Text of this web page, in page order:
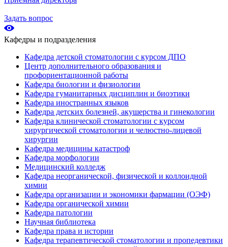
Задать вопрос
Кафедры и подразделения
Кафедра детской стоматологии с курсом ДПО
Центр дополнительного образования и
профориентационной работы
Кафедра биологии и физиологии
Кафедра гуманитарных дисциплин и биоэтики
Кафедра иностранных языков
Кафедра детских болезней, акушерства и гинекологии
Кафедра клинической стоматологии с курсом
хирургической стоматологии и челюстно-лицевой
хирургии
Кафедра медицины катастроф
Кафедра морфологии
Медицинский колледж
Кафедра неорганической, физической и коллоидной
химии
Кафедра организации и экономики фармации (ОЭФ)
Кафедра органической химии
Кафедра патологии
Научная библиотека
Кафедра права и истории
Кафедра терапевтической стоматологии и пропедевтики